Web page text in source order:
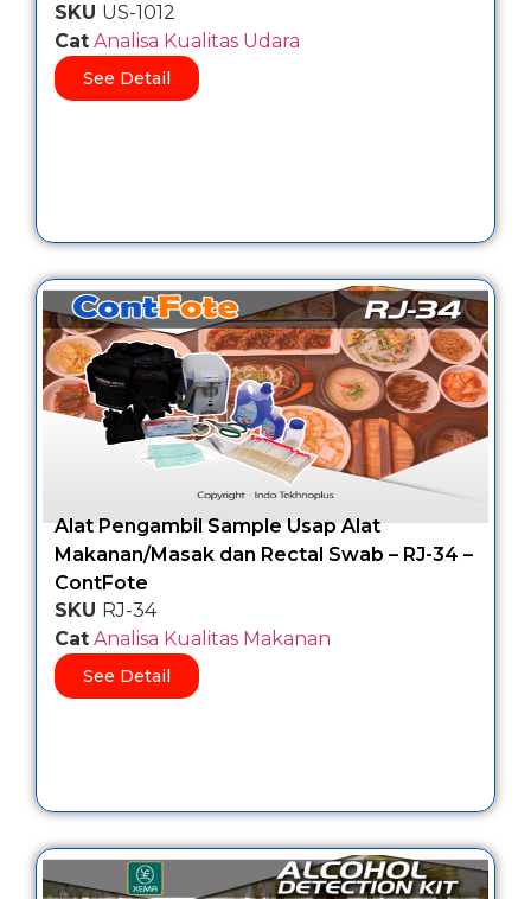
SKU US-1012
Cat Analisa Kualitas Udara
See Detail
Alat Pengambil Sample Usap Alat
Makanan/Masak dan Rectal Swab – RJ-34 –
ContFote
SKU RJ-34
Cat Analisa Kualitas Makanan
See Detail